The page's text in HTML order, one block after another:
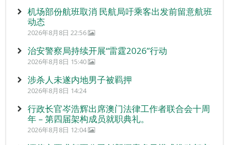
机场部份航班取消 民航局吁乘客出发前留意航班
动态
2026年8月8日 22:56
治安警察局持续开展“雷霆2026”行动
2026年8月8日 15:40
涉杀人未遂内地男子被羁押
2026年8月8日 14:24
行政长官岑浩辉出席澳门法律工作者联合会十周
年 – 第四届架构成员就职典礼。
2026年8月8日 12:04